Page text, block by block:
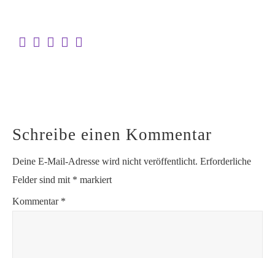
Schreibe einen Kommentar
Deine E-Mail-Adresse wird nicht veröffentlicht. Erforderliche
Felder sind mit * markiert
Kommentar *